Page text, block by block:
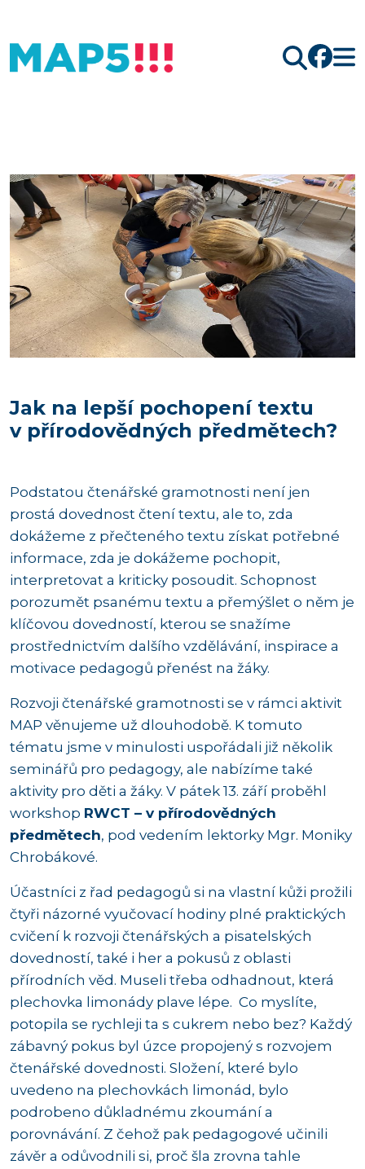
Jak na lepší pochopení textu
v přírodovědných předmětech?
Podstatou čtenářské gramotnosti není jen
prostá dovednost čtení textu, ale to, zda
dokážeme z přečteného textu získat potřebné
informace, zda je dokážeme pochopit,
interpretovat a kriticky posoudit. Schopnost
porozumět psanému textu a přemýšlet o něm je
klíčovou dovedností, kterou se snažíme
prostřednictvím dalšího vzdělávání, inspirace a
motivace pedagogů přenést na žáky.
Rozvoji čtenářské gramotnosti se v rámci aktivit
MAP věnujeme už dlouhodobě. K tomuto
tématu jsme v minulosti uspořádali již několik
seminářů pro pedagogy, ale nabízíme také
aktivity pro děti a žáky. V pátek 13. září proběhl
workshop RWCT – v přírodovědných
předmětech, pod vedením lektorky Mgr. Moniky
Chrobákové.
Účastníci z řad pedagogů si na vlastní kůži prožili
čtyři názorné vyučovací hodiny plné praktických
cvičení k rozvoji čtenářských a pisatelských
dovedností, také i her a pokusů z oblasti
přírodních věd. Museli třeba odhadnout, která
plechovka limonády plave lépe. Co myslíte,
potopila se rychleji ta s cukrem nebo bez? Každý
zábavný pokus byl úzce propojený s rozvojem
čtenářské dovednosti. Složení, které bylo
uvedeno na plechovkách limonád, bylo
podrobeno důkladnému zkoumání a
porovnávání. Z čehož pak pedagogové učinili
závěr a odůvodnili si, proč šla zrovna tahle